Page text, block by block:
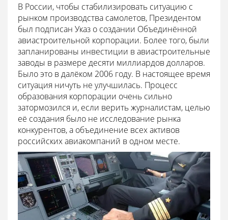
В России, чтобы стабилизировать ситуацию с
рынком производства самолетов, Президентом
был подписан Указ о создании Объединённой
авиастроительной корпорации. Более того, были
запланированы инвестиции в авиастроительные
заводы в размере десяти миллиардов долларов.
Было это в далёком 2006 году. В настоящее время
ситуация ничуть не улучшилась. Процесс
образования корпорации очень сильно
затормозился и, если верить журналистам, целью
её создания было не исследование рынка
конкурентов, а объединение всех активов
российских авиакомпаний в одном месте.